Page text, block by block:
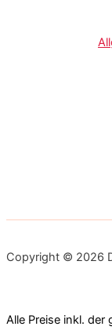
Copyright © 2026
Alle Preise inkl. der